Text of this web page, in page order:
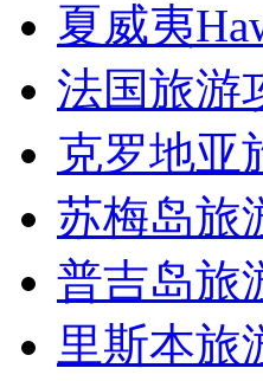
夏威夷
法国旅游
克罗地亚
苏梅岛旅
普吉岛旅
里斯本旅